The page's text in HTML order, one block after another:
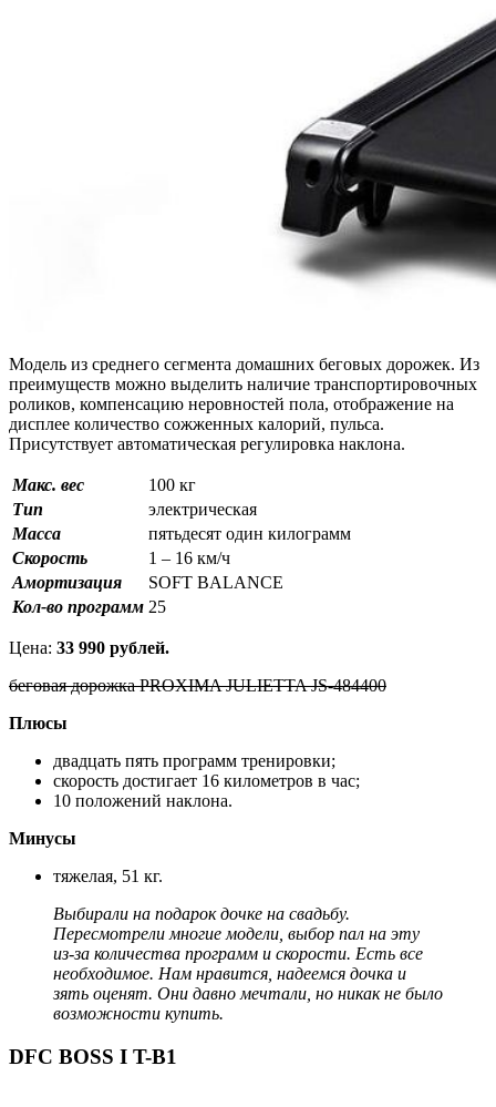
Модель из среднего сегмента домашних беговых дорожек. Из
преимуществ можно выделить наличие транспортировочных
роликов, компенсацию неровностей пола, отображение на
дисплее количество сожженных калорий, пульса.
Присутствует автоматическая регулировка наклона.
Макс. вес
100 кг
Тип
электрическая
Масса
пятьдесят один килограмм
Скорость
1 – 16 км/ч
Амортизация
SOFT BALANCE
Кол-во программ 25
Цена: 33 990 рублей.
беговая дорожка PROXIMA JULIETTA JS-484400
Плюсы
двадцать пять программ тренировки;
скорость достигает 16 километров в час;
10 положений наклона.
Минусы
тяжелая, 51 кг.
Выбирали на подарок дочке на свадьбу.
Пересмотрели многие модели, выбор пал на эту
из-за количества программ и скорости. Есть все
необходимое. Нам нравится, надеемся дочка и
зять оценят. Они давно мечтали, но никак не было
возможности купить.
DFC BOSS I T-B1